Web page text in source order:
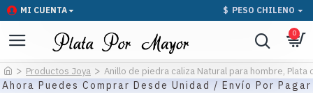
MI CUENTA $ PESO CHILENO
0
Productos Joya Anillo de piedra caliza Natural para hombre,
Ahora Puedes Comprar Desde Unidad / Envío Por Pagar